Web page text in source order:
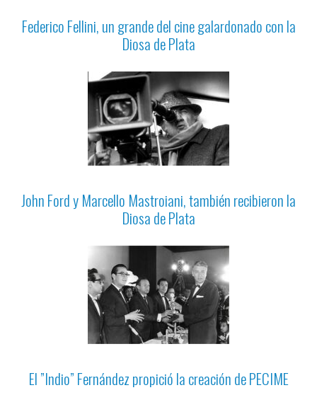
Federico Fellini, un grande del cine galardonado con la
Diosa de Plata
John Ford y Marcello Mastroiani, también recibieron la
Diosa de Plata
El ”Indio” Fernández propició la creación de PECIME